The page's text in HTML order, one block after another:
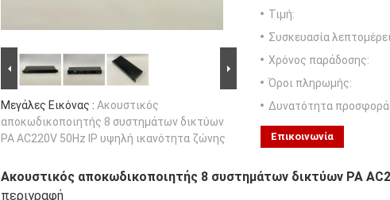
Μεγάλες Εικόνας : Ακουστικός
αποκωδικοποιητής 8 συστημάτων δικτύων
PA AC220V 50Hz IP υψηλή ικανότητα ζώνης
Τιμή:
Συσκευασία
Χρόνος παράδοσης:
Όροι πληρωμής:
Δυνατότητα
Επικοινωνία
Ακουστικός αποκωδικοποιητής 8 συστημάτων δικτύων PA
περιγραφή